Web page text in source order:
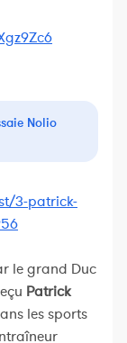
Nolio
3-patrick-
le grand Duc
Patrick
les sports